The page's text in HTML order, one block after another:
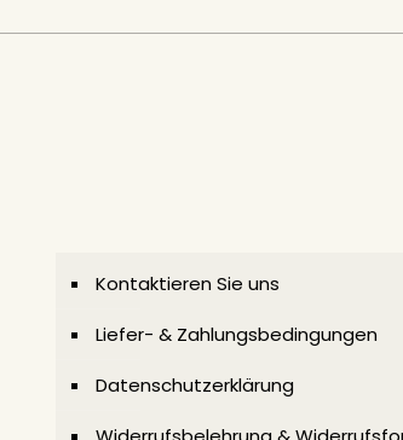
Kontaktieren Sie uns
Liefer- & Zahlungsbedingungen
Datenschutzerklärung